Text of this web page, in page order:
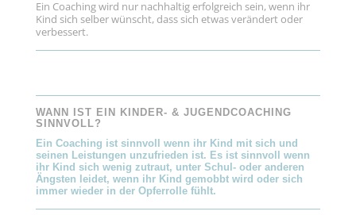
Ein Coaching wird nur nachhaltig erfolgreich sein, wenn ihr
Kind sich selber wünscht, dass sich etwas verändert oder
verbessert.
WANN IST EIN KINDER- & JUGENDCOACHING
SINNVOLL?
Ein Coaching ist sinnvoll wenn ihr Kind mit sich und
seinen Leistungen unzufrieden ist. Es ist sinnvoll wenn
ihr Kind sich wenig zutraut, unter Schul- oder anderen
Ängsten leidet, wenn ihr Kind gemobbt wird oder sich
immer wieder in der Opferrolle fühlt.